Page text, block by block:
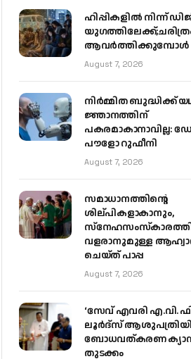
ഹിപ്പികളില്‍ നിന്ന്
ആവര്‍ത്തിക്കുമ്പോള്‍
August 7, 2026
നിർമ്മിത ബുദ്ധിക്ക്
ജ്ഞാനത്തിന്
പകരമാകാനാവില്ല:
പൗളോ റുഫീനി
August 7, 2026
സമാധാനത്തിന്റെ
ശില്പികളാകാനും,
വളരാനുമുള്ള
ചെയ്ത് പാപ്പ
August 7, 2026
‘സേവ് എവരി എ.വി.
ലൂർദ്‌സ്
ബോധവത്കരണ
തുടക്കം